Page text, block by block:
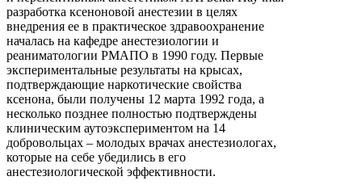
разработка ксеноновой анестезии в целях
внедрения ее в практическое здравоохранение
началась на кафедре анестезиологии и
реаниматологии РМАПО в 1990 году. Первые
экспериментальные результаты на крысах,
подтверждающие наркотические свойства
ксенона, были получены 12 марта 1992 года, а
несколько позднее полностью подтверждены
клиническим аутоэкспериментом на 14
добровольцах – молодых врачах анестезиологах,
которые на себе убедились в его
анестезиологической эффективности.